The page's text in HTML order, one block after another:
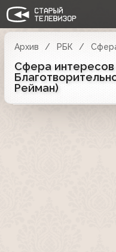
Архив РБК
Сфера
Рейман)